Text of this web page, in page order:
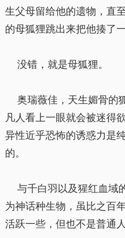
生父母留给他的遗物，直
的母狐狸跳出来把他揍了一
没错，就是母狐狸。
奥瑞薇佳，天生媚骨的
凡人看上一眼就会被迷得
异性近乎恐怖的诱惑力是
的。
与千白羽以及猩红血域
为神话种生物，虽比之百
活跃一些，但也不是普通